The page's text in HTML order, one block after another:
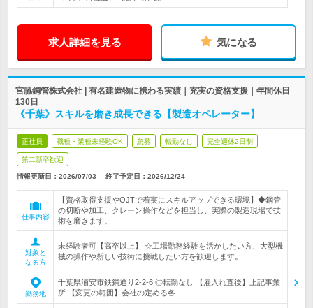
求人詳細を見る 気になる
宮脇鋼管株式会社 | 有名建造物に携わる実績｜充実の資格支援｜年間休日
130日
《千葉》スキルを磨き成長できる【製造オペレーター】
正社員 職種・業種未経験OK 急募 転勤なし 完全週休2日制
第二新卒歓迎
情報更新日：2026/07/03 終了予定日： 2026/12/24
仕事内容
【資格取得支援やOJTで着実にスキルアップできる環境】◆鋼管
の切断や加工、クレーン操作などを担当し、実際の製造現場で技
術を磨きます。
対象と
なる方
未経験者可【高卒以上】 ☆工場勤務経験を活かしたい方、大型機
械の操作や新しい技術に挑戦したい方を歓迎します。
勤務地
千葉県浦安市鉄鋼通り2-2-6 ◎転勤なし 【雇入れ直後】上記事業
所 【変更の範囲】会社の定める各…